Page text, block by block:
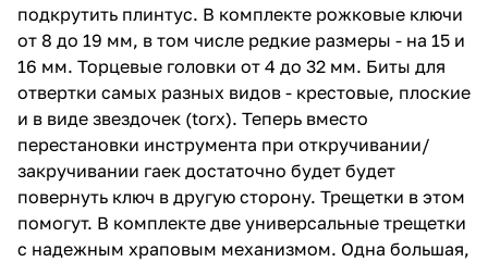
подкрутить плинтус. В комплекте рожковые ключи
от 8 до 19 мм, в том числе редкие размеры - на 15 и
16 мм. Торцевые головки от 4 до 32 мм. Биты для
отвертки самых разных видов - крестовые, плоские
и в виде звездочек (torx). Теперь вместо
перестановки инструмента при откручивании/
закручивании гаек достаточно будет будет
повернуть ключ в другую сторону. Трещетки в этом
помогут. В комплекте две универсальные трещетки
с надежным храповым механизмом. Одна большая,